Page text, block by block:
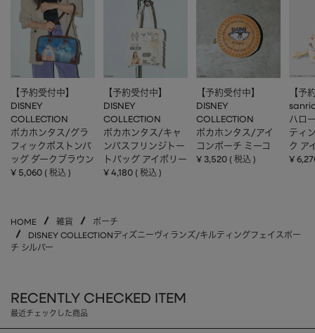
【予約受付中】
DISNEY
COLLECTION
ポカホンタス/グラ
フィックボストンバ
ッグ ダークブラウン
¥ 5,060 税込
【予約受付中】
DISNEY
COLLECTION
ポカホンタス/キャ
ンバスフリンジトー
トバッグ アイボリー
¥ 4,180 税込
【予約受付中】
DISNEY
COLLECTION
ポカホンタス/アイ
コンポーチ ミーコ
¥ 3,520 税込
【予
ハロ
ティ
ク ア
¥
HOME 雑貨
ポーチ
DISNEY COLLECTIONディズニーヴィランズ/キルティングフェイスポー
チ シルバー
RECENTLY CHECKED ITEM
最近チェックした商品